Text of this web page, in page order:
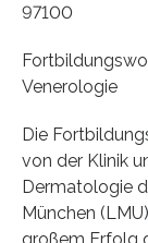
97100
Venerologie
Die
von der Klinik
Dermatologie
München
großem Erfolg